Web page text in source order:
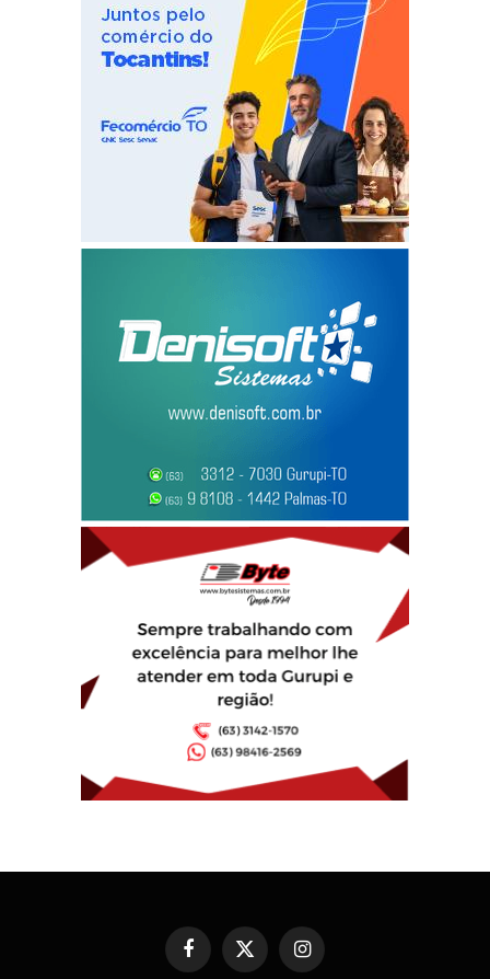
Facebook
X
Instagram